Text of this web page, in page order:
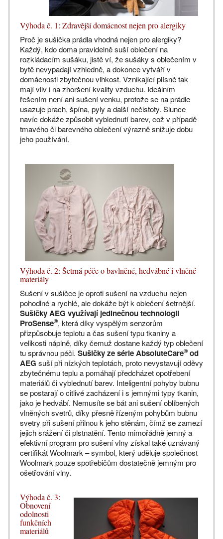
Výhoda č. 1: Zdravější domácnost nejen pro alergiky
Proč je sušička prádla vhodná nejen pro alergiky?
Každý, kdo doma pravidelně suší oblečení na
rozkládacím sušáku, jistě ví, že sušáky s oblečením v
bytě nevypadají vzhledně, a dokonce vytváří v
domácnosti zbytečnou vlhkost. Vznikající plísně tak
mají vliv i na zhoršení kvality vzduchu. Ideálním
řešením není ani sušení venku, protože se na prádle
usazuje prach, špína, pyly a další nečistoty. Slunce
navíc dokáže způsobit vyblednutí barev, což v případě
tmavého či barevného oblečení výrazně snižuje dobu
jeho používání.
Výhoda č. 2: Šetrná péče o bavlněné, hedvábné i vlněné
materiály
Sušení v sušičce je oproti sušení na vzduchu nejen
pohodlné a rychlé, ale dokáže být k oblečení šetrnější.
Sušičky AEG využívají jedinečnou technologii
ProSense®, která díky vyspělým senzorům
přizpůsobuje teplotu a čas sušení typu tkaniny a
velikosti náplně, díky čemuž dostane každý typ oblečení
tu správnou péči. Sušičky ze série AbsoluteCare® od
AEG suší při nízkých teplotách, proto nevystavují oděvy
zbytečnému teplu a pomáhají předcházet opotřebení
materiálů či vyblednutí barev. Inteligentní pohyby bubnu
se postarají o citlivé zacházení i s jemnými typy tkanin,
jako je hedvábí. Nemusíte se bát ani sušení oblíbených
vlněných svetrů, díky přesně řízeným pohybům bubnu
svetry při sušení přilnou k jeho stěnám, čímž se zamezí
jejich srážení či plstnatění. Tento mimořádně jemný a
efektivní program pro sušení vlny získal také uznávaný
certifikát Woolmark – symbol, který uděluje společnost
Woolmark pouze spotřebičům dostatečně jemným pro
ošetřování vlny.
Výhoda č. 3:
Obnovení
odolnosti
funkčních
materiálů